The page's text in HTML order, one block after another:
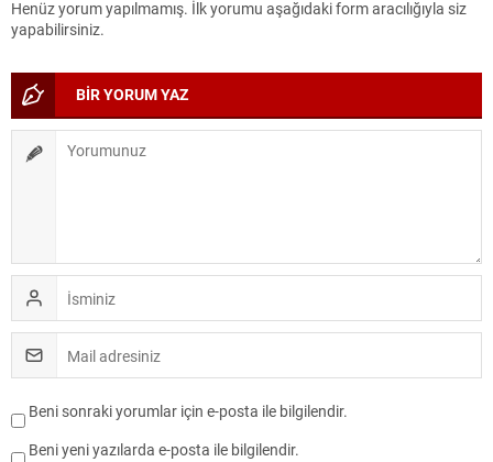
Henüz yorum yapılmamış. İlk yorumu aşağıdaki form aracılığıyla siz
yapabilirsiniz.
BİR YORUM YAZ
Beni sonraki yorumlar için e-posta ile bilgilendir.
Beni yeni yazılarda e-posta ile bilgilendir.